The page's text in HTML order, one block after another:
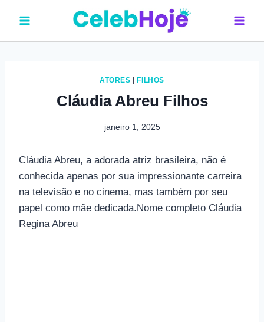
o
ATORES FILHOS
Cláudia Abreu Filhos
janeiro 1, 2025
Cláudia Abreu, a adorada atriz brasileira, não é
conhecida apenas por sua impressionante carreira
na televisão e no cinema, mas também por seu
papel como mãe dedicada.Nome completo Cláudia
Regina Abreu